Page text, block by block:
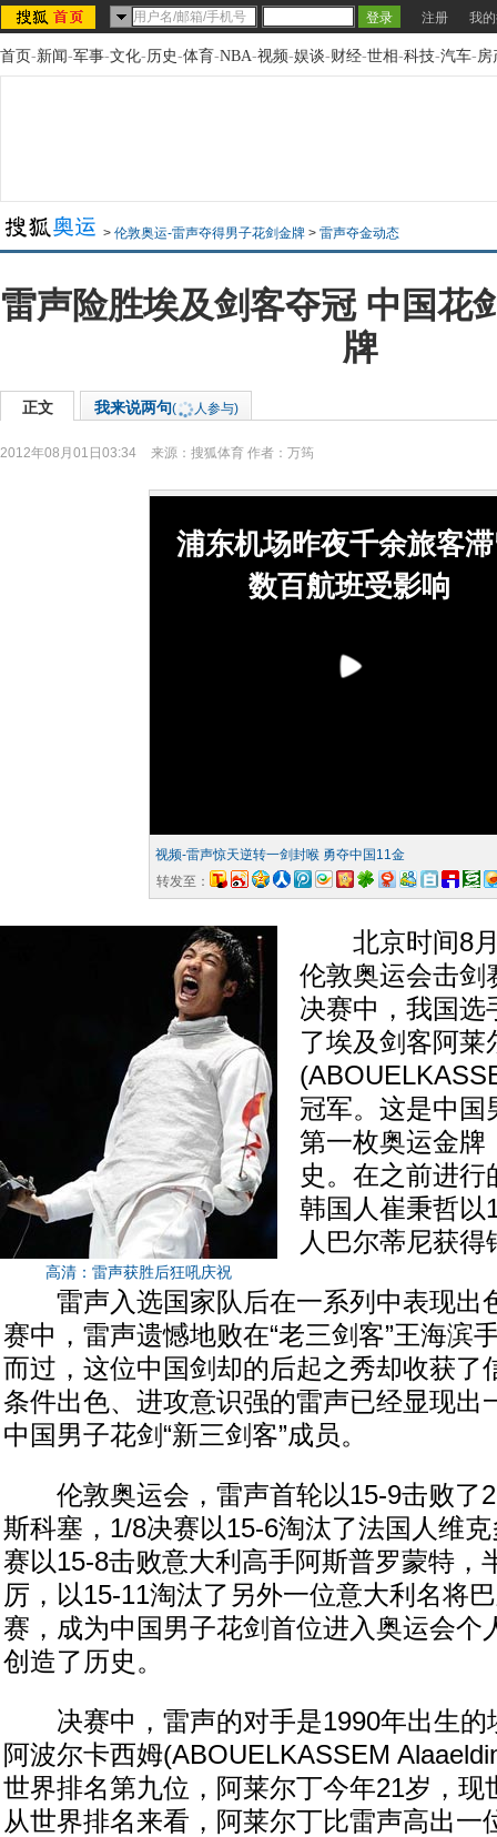
注册 我
首页-新闻-军事-文化-历史-体育-NBA-视频-娱谈-财经-世相-科技-汽车-房
> 伦敦奥运-雷声夺得男子花剑金牌 > 雷声夺金动态
雷声险胜埃及剑客夺冠 中国花
牌
正文 我来说两句( 人参与)
2012年08月01日03:34 来源： 搜狐体育 作者：万筠
浦东机场昨夜千余旅客
数百航班受影响
视频-雷声惊天逆转一剑封喉 勇夺中国11金
转发至：
高清：雷声获胜后狂吼庆祝
北京时间8月
伦敦奥运会击剑
决赛中，我国选
了埃及剑客阿莱
冠军。这是中国
第一枚奥运金牌
史。在之前进行
韩国人崔秉哲以
人巴尔蒂尼获得
雷声入选国家队后在一系列中表现出
赛中，雷声遗憾地败在“老三剑客”王海滨
而过，这位中国剑却的后起之秀却收获了
条件出色、进攻意识强的雷声已经显现出
中国男子花剑“新三剑客”成员。
伦敦奥运会，雷声首轮以15-9击败了
斯科塞，1/8决赛以15-6淘汰了法国人维
赛以15-8击败意大利高手阿斯普罗蒙特，
厉，以15-11淘汰了另外一位意大利名将
赛，成为中国男子花剑首位进入奥运会个
创造了历史。
决赛中，雷声的对手是1990年出生的
阿波尔卡西姆(ABOUELKASSEM
世界排名第九位，阿莱尔丁今年21岁，现
从世界排名来看，阿莱尔丁比雷声高出一